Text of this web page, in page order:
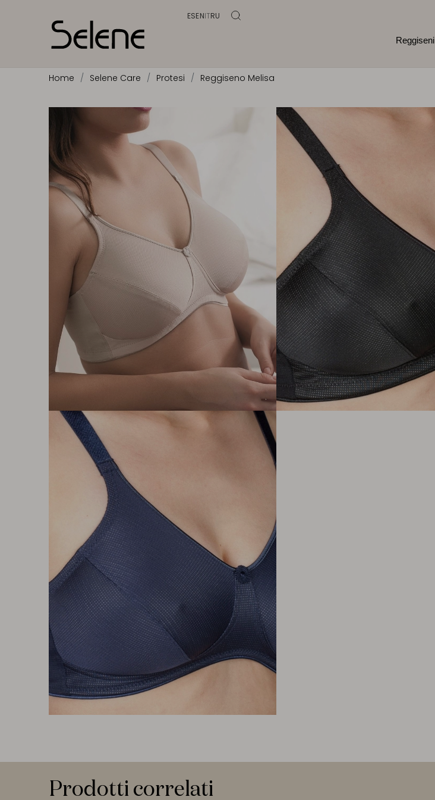
ESENITRU
Reggiseni
Home Selene Care Protesi Reggiseno Melisa
Prodotti correlati